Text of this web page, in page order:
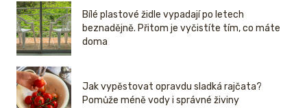
Bílé plastové židle vypadají po letech
beznadějně. Přitom je vyčistíte tím, co máte
doma
Jak vypěstovat opravdu sladká rajčata?
Pomůže méně vody i správné živiny